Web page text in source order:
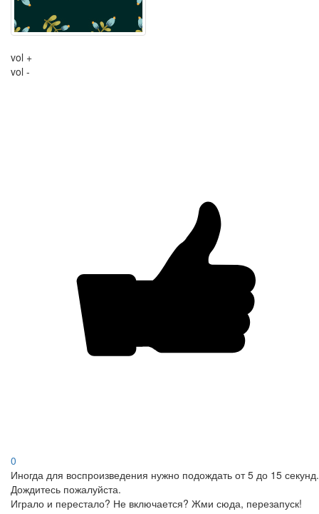
vol +
vol -
0
Иногда для воспроизведения нужно подождать от 5 до 15 секунд.
Дождитесь пожалуйста.
Играло и перестало? Не включается? Жми сюда, перезапуск!